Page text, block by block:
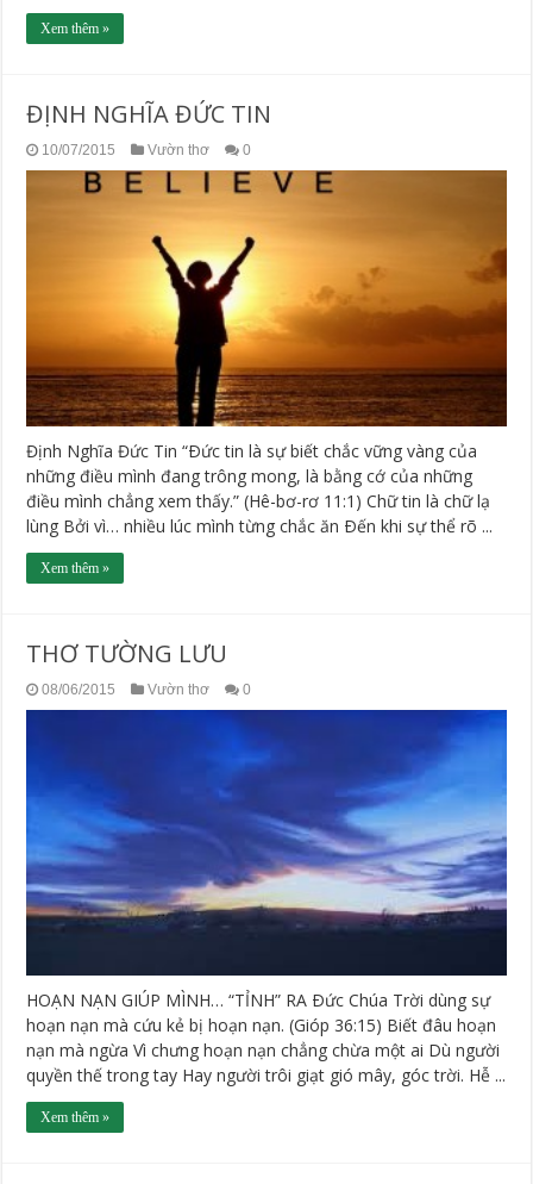
Xem thêm »
ĐỊNH NGHĨA ĐỨC TIN
10/07/2015 Vườn thơ 0
Định Nghĩa Đức Tin “Ðức tin là sự biết chắc vững vàng của
những điều mình đang trông mong, là bằng cớ của những
điều mình chẳng xem thấy.” (Hê-bơ-rơ 11:1) Chữ tin là chữ lạ
lùng Bởi vì… nhiều lúc mình từng chắc ăn Ðến khi sự thể rõ ...
Xem thêm »
THƠ TƯỜNG LƯU
08/06/2015 Vườn thơ 0
HOẠN NẠN GIÚP MÌNH… “TỈNH” RA Ðức Chúa Trời dùng sự
hoạn nạn mà cứu kẻ bị hoạn nạn. (Gióp 36:15) Biết đâu hoạn
nạn mà ngừa Vì chưng hoạn nạn chẳng chừa một ai Dù người
quyền thế trong tay Hay người trôi giạt gió mây, góc trời. Hễ ...
Xem thêm »